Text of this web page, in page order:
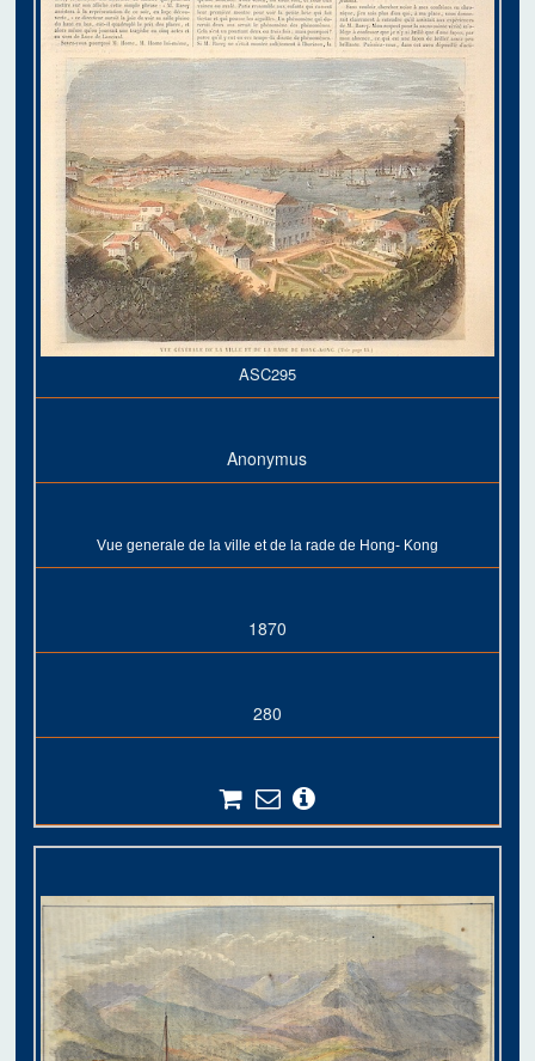
ASC295
Anonymus
Vue generale de la ville et de la rade de Hong- Kong
1870
280